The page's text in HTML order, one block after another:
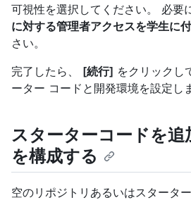
可視性を選択してください。 必要
に対する管理者アクセスを学生に
さい。
完了したら、 [続行] をクリックし
ーター コードと開発環境を設定し
スターターコードを追
を構成する
空のリポジトリあるいはスタータ